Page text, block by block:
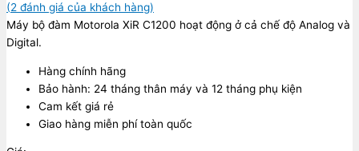
(2 đánh giá của khách hàng)
Máy bộ đàm Motorola XiR C1200 hoạt động ở cả chế độ Analog và
Digital.
Hàng chính hãng
Bảo hành: 24 tháng thân máy và 12 tháng phụ kiện
Cam kết giá rẻ
Giao hàng miễn phí toàn quốc